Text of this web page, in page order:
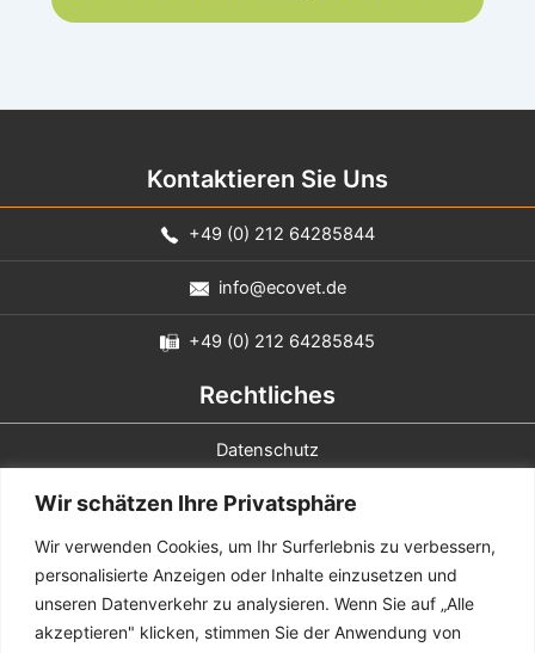
Wir schätzen Ihre Privatsphäre
Wir verwenden Cookies, um Ihr Surferlebnis zu verbessern,
personalisierte Anzeigen oder Inhalte einzusetzen und
unseren Datenverkehr zu analysieren. Wenn Sie auf „Alle
akzeptieren" klicken, stimmen Sie der Anwendung von
Kontaktieren Sie Uns
+49 (0) 212 64285844
info@ecovet.de
+49 (0) 212 64285845
Rechtliches
Datenschutz
Impressum
Sie erreichen uns
Montag - Donnerstag 8:00 - 17:00